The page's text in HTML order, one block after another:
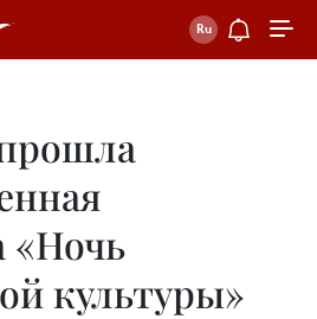
«Ночь
культуры»